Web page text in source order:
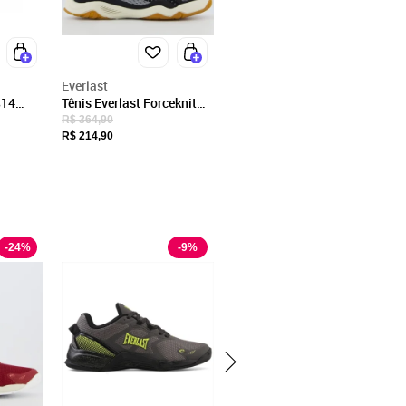
Everlast
Tênis Everlast Forceknit
Pro Feminino Preto e Bege
R$ 364,90
R$ 214,90
-24% -9%